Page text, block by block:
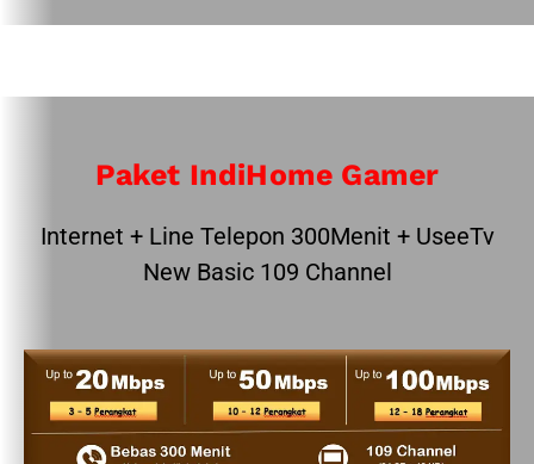
Paket IndiHome Gamer
Internet + Line Telepon 300Menit + UseeTv
New Basic 109 Channel